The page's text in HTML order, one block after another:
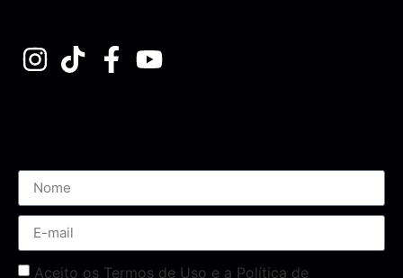
Aceito os Termos de Uso e a Política de